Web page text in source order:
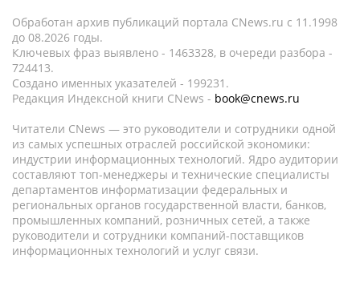
Обработан архив публикаций портала CNews.ru c 11.1998
до 08.2026 годы.
Ключевых фраз выявлено - 1463328, в очереди разбора -
724413.
Создано именных указателей - 199231.
Редакция Индексной книги CNews - book@cnews.ru
Читатели CNews — это руководители и сотрудники одной
из самых успешных отраслей российской экономики:
индустрии информационных технологий. Ядро аудитории
составляют топ-менеджеры и технические специалисты
департаментов информатизации федеральных и
региональных органов государственной власти, банков,
промышленных компаний, розничных сетей, а также
руководители и сотрудники компаний-поставщиков
информационных технологий и услуг связи.